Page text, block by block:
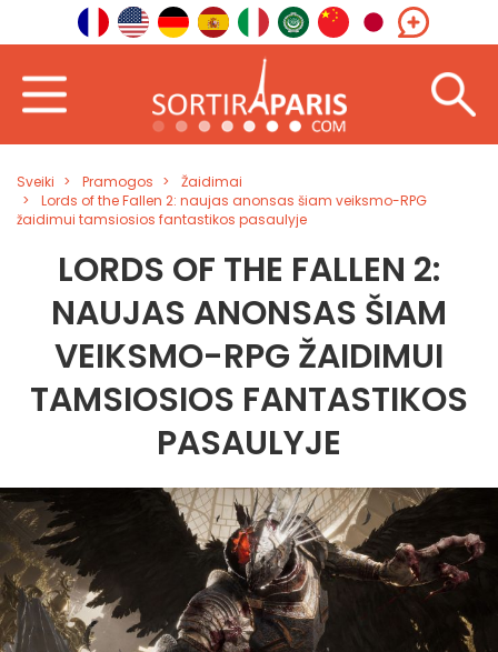
Sveiki Pramogos
Žaidimai
Lords of the Fallen 2: naujas anonsas šiam veiksmo-RPG
žaidimui tamsiosios fantastikos pasaulyje
LORDS OF THE FALLEN 2:
NAUJAS ANONSAS ŠIAM
VEIKSMO-RPG ŽAIDIMUI
TAMSIOSIOS FANTASTIKOS
PASAULYJE